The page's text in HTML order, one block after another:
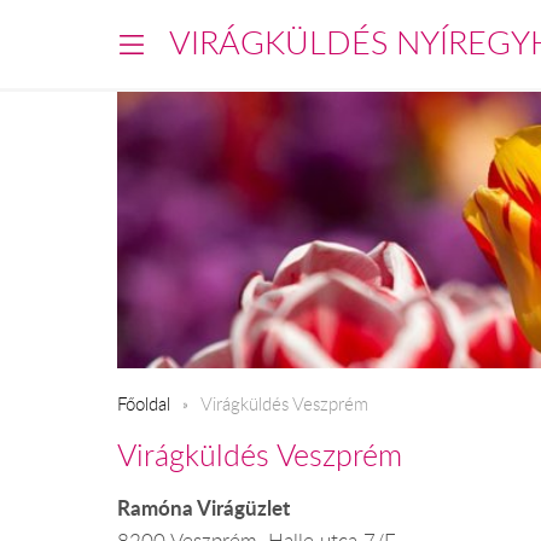
VIRÁGKÜLDÉS
Főoldal Virágküldés Veszprém
Virágküldés Veszprém
Ramóna Virágüzlet